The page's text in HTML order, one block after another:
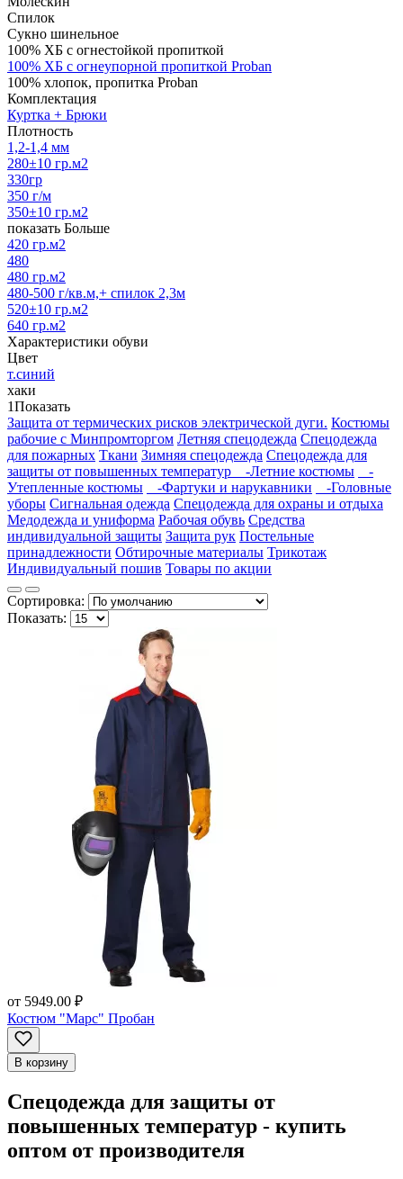
Спилок
Сукно шинельное
100% ХБ с огнестойкой пропиткой
100% ХБ с огнеупорной пропиткой Proban
100% хлопок, пропитка Proban
Комплектация
Куртка + Брюки
Плотность
1,2-1,4 мм
280±10 гр.м2
330гр
350 г/м
350±10 гр.м2
показать Больше
420 гр.м2
480
480 гр.м2
480-500 г/кв.м,+ спилок 2,3м
520±10 гр.м2
640 гр.м2
Характеристики обуви
Цвет
т.синий
хаки
1Показать
Защита от термических рисков электрической дуги. Костюмы
рабочие с Минпромторгом Летняя спецодежда Спецодежда
для пожарных Ткани Зимняя спецодежда Спецодежда для
защиты от повышенных температур
-Летние костюмы
-
Утепленные костюмы
-Фартуки и нарукавники
-Головные
уборы Сигнальная одежда Спецодежда для охраны и отдыха
Медодежда и униформа Рабочая обувь Средства
индивидуальной защиты Защита рук Постельные
принадлежности Обтирочные материалы Трикотаж
Индивидуальный пошив Товары по акции
Сортировка:
Показать:
от 5949.00 ₽
Костюм "Марс" Пробан
В корзину
Спецодежда для защиты от
повышенных температур - купить
оптом от производителя